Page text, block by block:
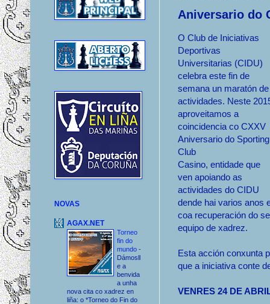
Aniversario do
O Club de Iniciativas
Deportivas
Universitarias (CIDU)
celebra este fin de
semana un maratón de
actividades. Neste
aproveitamos a
coincidencia co CXXV
Aniversario do Sporting
Club
Casino, entidade que
ven apoiando as
actividades do CIDU
dende hai varios anos
coa recuperación do
equipo de xadrez.
Esta acción conxunta
que a iniciativa conte
VENRES 24 DE
NOVAS
AGAX.NET
Torneo
fin do
mundo -
Dámosll
e a
benvida
a unha
nova cita co xadrez en
liña: o *Torneo do Fin do